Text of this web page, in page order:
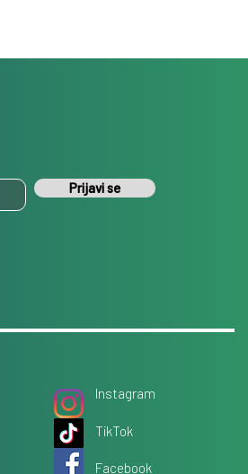
Prijavi se
Instagram
TikTok
Facebook